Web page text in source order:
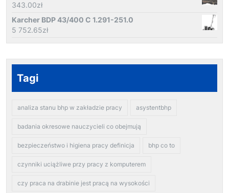
343.00zł
Karcher BDP 43/400 C 1.291-251.0
5 752.65zł
Tagi
analiza stanu bhp w zakładzie pracy asystentbhp
badania okresowe nauczycieli co obejmują
bezpieczeństwo i higiena pracy definicja bhp co to
czynniki uciążliwe przy pracy z komputerem
czy praca na drabinie jest pracą na wysokości